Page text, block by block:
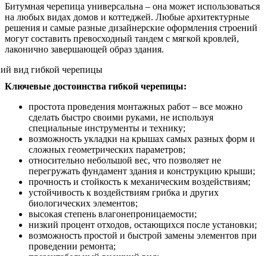
Битумная черепица универсальна – она может использоваться
на любых видах домов и коттеджей. Любые архитектурные
решения и самые разные дизайнерские оформления строений
могут составить превосходный тандем с мягкой кровлей,
лаконично завершающей образ здания.
Ключевые достоинства гибкой черепицы:
простота проведения монтажных работ – все можно
сделать быстро своими руками, не используя
специальные инструменты и технику;
возможность укладки на крышах самых разных форм и
сложных геометрических параметров;
относительно небольшой вес, что позволяет не
перегружать фундамент здания и конструкцию крыши;
прочность и стойкость к механическим воздействиям;
устойчивость к воздействиям грибка и других
биологических элементов;
высокая степень влагонепроницаемости;
низкий процент отходов, остающихся после установки;
возможность простой и быстрой замены элементов при
проведении ремонта;